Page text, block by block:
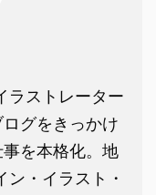
ラストレーター
グをきっかけ
を本格化。地
・イラスト・